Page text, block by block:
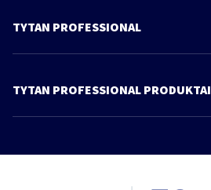
TYTAN PROFESSIONAL
Apie mus
TYTAN PROFESSIONAL PRODUKTAI